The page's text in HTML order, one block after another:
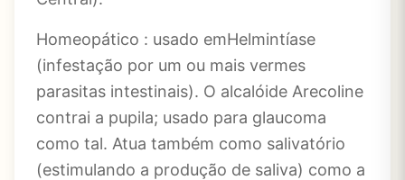
Homeopático : usado emHelmintíase
(infestação por um ou mais vermes
parasitas intestinais). O alcalóide Arecoline
contrai a pupila; usado para glaucoma
como tal. Atua também como salivatório
(estimulando a produção de saliva) como a